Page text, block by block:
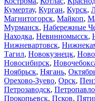
Кумертау, Курган, Курск,
Магнитогорск, Майкоп,
Мурманск, Набережные
Находка, Невинномысск,
Нижневартовск,
Тагил, Новокузнецк,
Новосибирск,
Ноябрьск, Нягань,
Орехово-Зуево, Орск,
Петрозаводск,
Прокопьевск, Псков,